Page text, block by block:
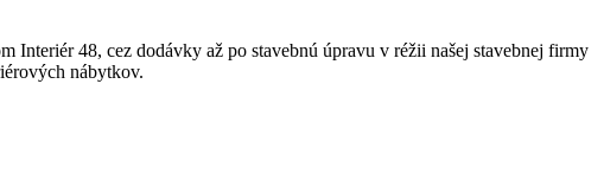
48, cez dodávky až po stavebnú úpravu v réžii našej stavebnej firmy
nábytkov.